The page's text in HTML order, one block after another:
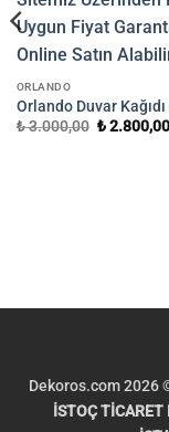
ORLANDO
Orlando Duvar
₺3.000,00 Orijinal
₺2.800,00
Dekoros.com 2026
İSTOÇ